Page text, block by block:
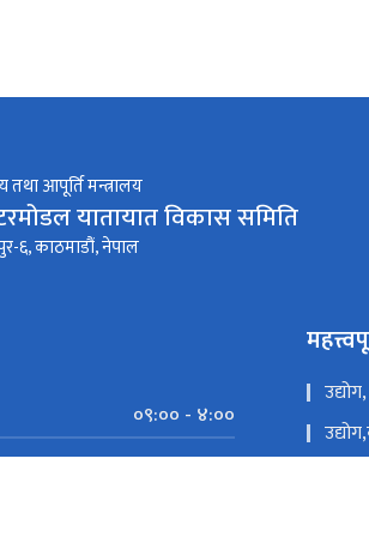
तथा आपूर्ति मन्त्रालय
यातायात विकास समिति
६, काठमाडौं, नेपाल
०९:०० - ४:००